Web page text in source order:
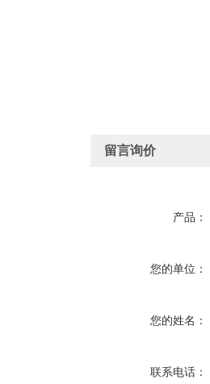
留言询价
产品：
您的单位：
您的姓名：
联系电话：